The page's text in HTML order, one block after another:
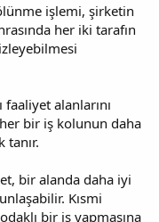
işlemi, şirketin
her iki tarafın
alanlarını
bir iş kolunun daha
bir alanda daha iyi
Kısmi
bir iş yapmasına